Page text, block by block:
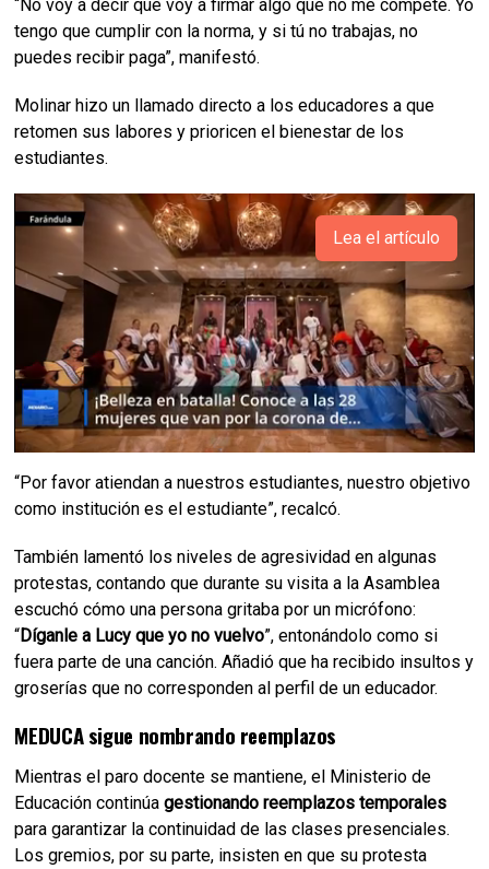
“No voy a decir que voy a firmar algo que no me compete. Yo
tengo que cumplir con la norma, y si tú no trabajas, no
puedes recibir paga”, manifestó.
Molinar hizo un llamado directo a los educadores a que
retomen sus labores y prioricen el bienestar de los
estudiantes.
Lea el artículo
“Por favor atiendan a nuestros estudiantes, nuestro objetivo
como institución es el estudiante”, recalcó.
También lamentó los niveles de agresividad en algunas
protestas, contando que durante su visita a la Asamblea
escuchó cómo una persona gritaba por un micrófono:
“Díganle a Lucy que yo no vuelvo”, entonándolo como si
fuera parte de una canción. Añadió que ha recibido insultos y
groserías que no corresponden al perfil de un educador.
MEDUCA sigue nombrando reemplazos
Mientras el paro docente se mantiene, el Ministerio de
Educación continúagestionando reemplazos temporales
para garantizar la continuidad de las clases presenciales.
Los gremios, por su parte, insisten en que su protesta